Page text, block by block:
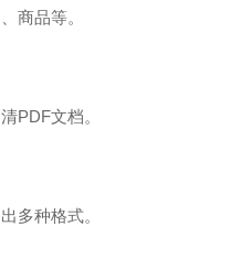
商品等。
PDF文档。
多种格式。